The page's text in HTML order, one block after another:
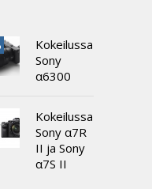
Kokeilussa
Sony
α6300
Kokeilussa
Sony α7R
II ja Sony
α7S II